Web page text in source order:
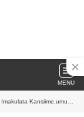
MENU
wa PS Imberakuri yaburiwe irengero!